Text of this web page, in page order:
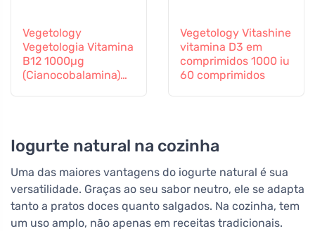
Vegetology
Vegetologia Vitamina
B12 1000µg
(Cianocobalamina)
Vegetology Vitashine
vitamina D3 em
comprimidos 1000 iu
60 comprimidos
Iogurte natural na cozinha
Uma das maiores vantagens do iogurte natural é sua
versatilidade. Graças ao seu sabor neutro, ele se adapta
tanto a pratos doces quanto salgados. Na cozinha, tem
um uso amplo, não apenas em receitas tradicionais.